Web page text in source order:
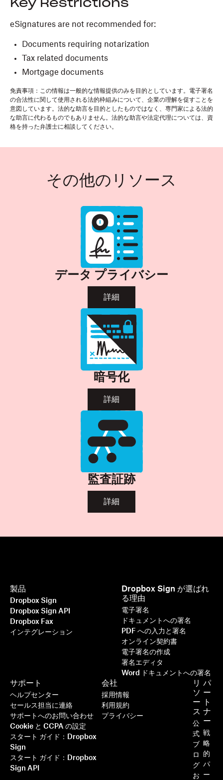
Key Restrictions
eSignatures are not recommended for:
Documents requiring notarization
Tax related documents
Mortgage documents
免責事項：この情報は一般的な情報提供のみを目的としています。電子署名
の合法性に関して使用される法的枠組みについて、企業の理解を促すことを
意図しています。法的な助言を目的としたものではなく、専門家による法的
な助言に代わるものでもありません。法的な助言や法定代理については、資
格を持った弁護士に相談してください。
その他のリソース
データ プライバシー
詳細
暗号化
詳細
監査証跡
詳細
製品
Dropbox Sign
Dropbox Sign API
Dropbox Fax
インテグレーション
Dropbox Sign が選ばれ
る理由
電子署名
ドキュメントへの署名
PDF への入力と署名
オンライン契約書
電子署名の作成
署名エディタ
Word ドキュメントへの署名
サポート
ヘルプセンター
セールス担当に連絡
サポートへのお問い合わせ
Cookie と CCPA の設定
スタート ガイド：Dropbox
Sign
スタート ガイド：Dropbox
Sign API
リ
ソ
ー
ス
公
式
ブ
ロ
グ
お
パ
ー
ト
ナ
ー
戦
略
的
パ
ー
会社
採用情報
利用規約
プライバシー